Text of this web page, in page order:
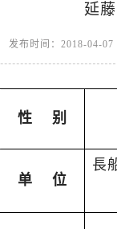
延
发布时间：2018-04-07
性 别
单 位
長